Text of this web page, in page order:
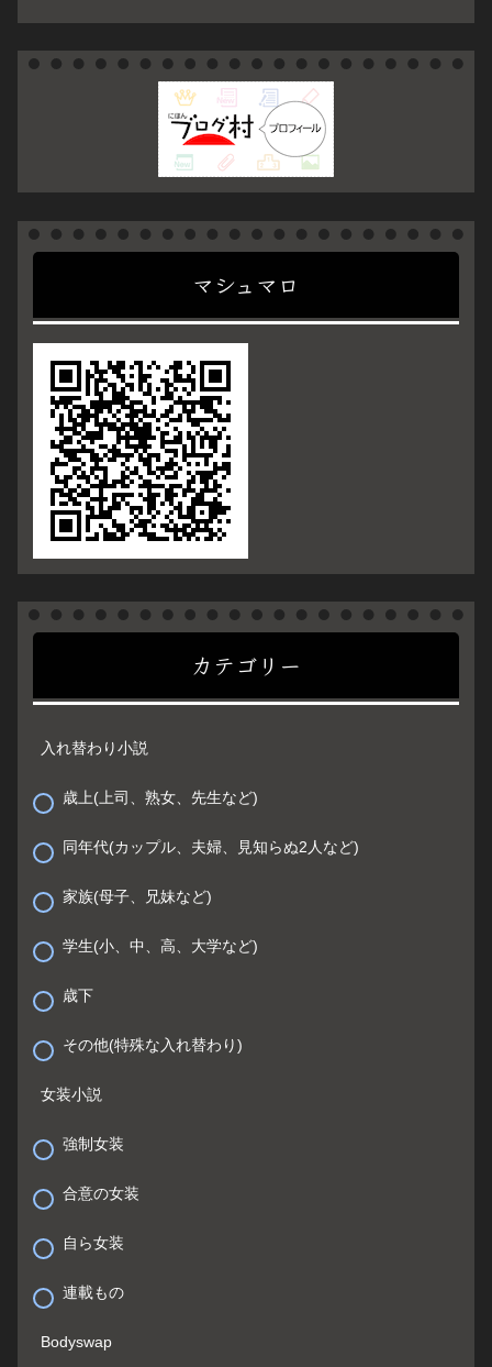
マシュマロ
カテゴリー
入れ替わり小説
歳上(上司、熟女、先生など)
同年代(カップル、夫婦、見知らぬ2人など)
家族(母子、兄妹など)
学生(小、中、高、大学など)
歳下
その他(特殊な入れ替わり)
女装小説
強制女装
合意の女装
自ら女装
連載もの
Bodyswap